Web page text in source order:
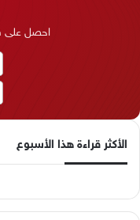
احصل على
الأكثر قراءة هذا الأسبوع